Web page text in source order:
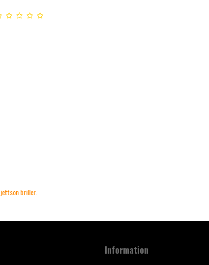
briller.
Information